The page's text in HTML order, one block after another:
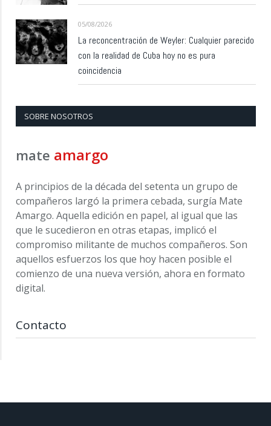
05/08/2026
La reconcentración de Weyler: Cualquier parecido
con la realidad de Cuba hoy no es pura
coincidencia
SOBRE NOSOTROS
mate amargo
A principios de la década del setenta un grupo de
compañeros largó la primera cebada, surgía Mate
Amargo. Aquella edición en papel, al igual que las
que le sucedieron en otras etapas, implicó el
compromiso militante de muchos compañeros. Son
aquellos esfuerzos los que hoy hacen posible el
comienzo de una nueva versión, ahora en formato
digital.
Contacto